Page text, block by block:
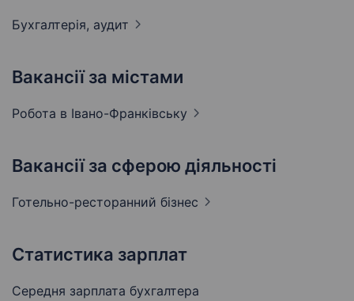
Бухгалтерія, аудит
Вакансії за містами
Робота в Івано-Франківську
Вакансії за сферою діяльності
Готельно-ресторанний бізнес
Статистика зарплат
Середня зарплата бухгалтера